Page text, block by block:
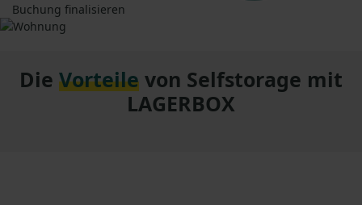
Buchung finalisieren
Die Vorteile von Selfstorage mit
LAGERBOX